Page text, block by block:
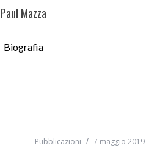
Paul Mazza
Biografia
Pubblicazioni 7 maggio 2019